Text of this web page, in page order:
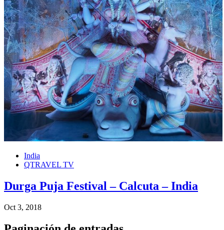
India
QTRAVEL TV
Durga Puja Festival – Calcuta – India
Oct 3, 2018